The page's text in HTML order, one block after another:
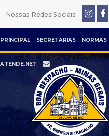
Nossas Redes Sociais
PRINCIPAL SECRETARIAS NORMAS
ATENDE.NET